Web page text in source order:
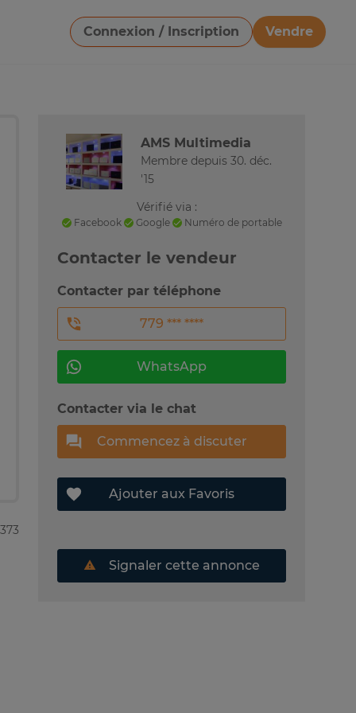
Connexion / Inscription
Vendre
Télécharger une image
AMS Multimedia
Membre depuis 30. déc.
'15
Vérifié via :
Facebook Google Numéro de portable
Contacter le vendeur
Contacter par téléphone
779 *** ****
WhatsApp
Contacter via le chat
Commencez à discuter
Ajouter aux Favoris
Signaler cette annonce